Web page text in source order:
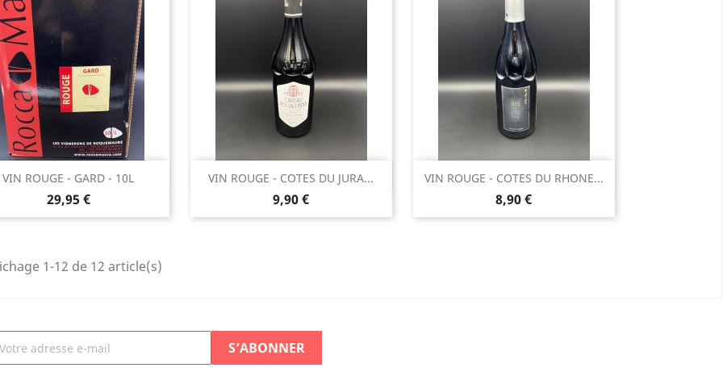
VIN ROUGE - GARD - 10L
Prix
29,95 €
Aperçu rapide VIN ROUGE - COTES DU JURA...
Prix
9,90 €
Aperçu rapide VIN ROUGE - COTES DU RHONE...
Prix
8,90 €
Aperçu rapide
1-12 de 12 article(s)